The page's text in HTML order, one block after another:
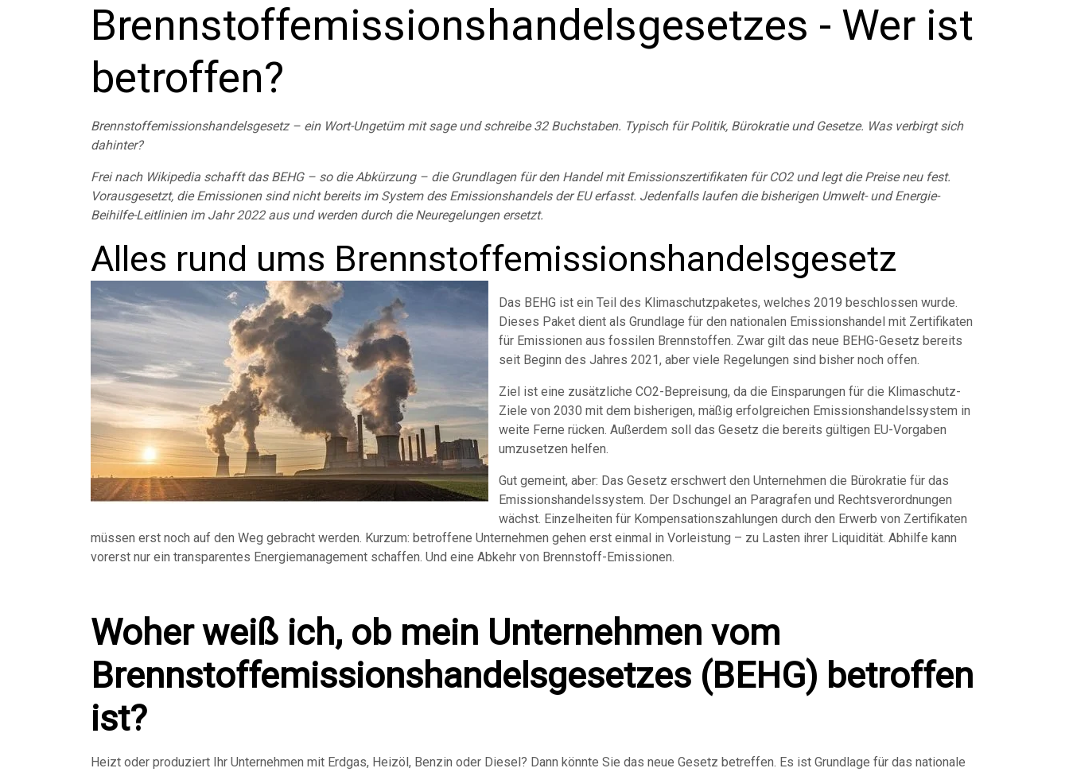
Brennstoffemissionshandelsgesetzes - Wer ist
betroffen?
Brennstoffemissionshandelsgesetz – ein Wort-Ungetüm mit sage und schreibe 32 Buchstaben. Typisch für Politik, Bürokratie und Gesetze. Was verbirgt sich
dahinter?
Frei nach Wikipedia schafft das BEHG – so die Abkürzung – die Grundlagen für den Handel mit Emissionszertifikaten für CO2 und legt die Preise neu fest.
Vorausgesetzt, die Emissionen sind nicht bereits im System des Emissionshandels der EU erfasst. Jedenfalls laufen die bisherigen Umwelt- und Energie-
Beihilfe-Leitlinien im Jahr 2022 aus und werden durch die Neuregelungen ersetzt.
Alles rund ums Brennstoffemissionshandelsgesetz
Das BEHG ist ein Teil des Klimaschutzpaketes, welches 2019 beschlossen wurde.
Dieses Paket dient als Grundlage für den nationalen Emissionshandel mit Zertifikaten
für Emissionen aus fossilen Brennstoffen. Zwar gilt das neue BEHG-Gesetz bereits
seit Beginn des Jahres 2021, aber viele Regelungen sind bisher noch offen.
Ziel ist eine zusätzliche CO2-Bepreisung, da die Einsparungen für die Klimaschutz-
Ziele von 2030 mit dem bisherigen, mäßig erfolgreichen Emissionshandelssystem in
weite Ferne rücken. Außerdem soll das Gesetz die bereits gültigen EU-Vorgaben
umzusetzen helfen.
Gut gemeint, aber: Das Gesetz erschwert den Unternehmen die Bürokratie für das
Emissionshandelssystem. Der Dschungel an Paragrafen und Rechtsverordnungen
wächst. Einzelheiten für Kompensationszahlungen durch den Erwerb von Zertifikaten
müssen erst noch auf den Weg gebracht werden. Kurzum: betroffene Unternehmen gehen erst einmal in Vorleistung – zu Lasten ihrer Liquidität. Abhilfe kann
vorerst nur ein transparentes Energiemanagement schaffen. Und eine Abkehr von Brennstoff-Emissionen.
Woher weiß ich, ob mein Unternehmen vom
Brennstoffemissionshandelsgesetzes (BEHG) betroffen
ist?
Heizt oder produziert Ihr Unternehmen mit Erdgas, Heizöl, Benzin oder Diesel? Dann könnte Sie das neue Gesetz betreffen. Es ist Grundlage für das nationale